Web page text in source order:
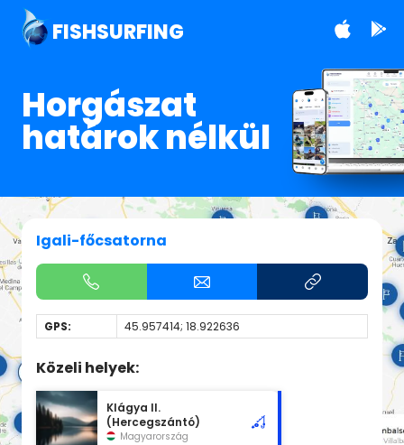
FISHSURFING
Horgászat
határok nélkül
Igali-főcsatorna
GPS: 45.957414; 18.922636
Közeli helyek:
Klágya II.
(Hercegszántó)
Magyarország